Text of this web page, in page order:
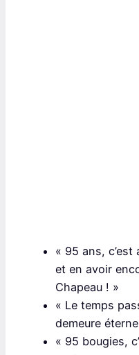
« 95 ans,
et en avoir
Chapeau ! »
« Le temps
demeure
« 95 bougies,